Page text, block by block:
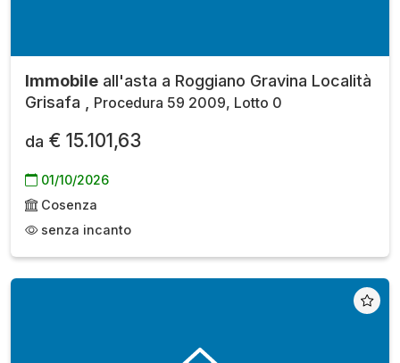
Immobile all'asta a Roggiano Gravina Località
Grisafa ,
Procedura 59 2009, Lotto 0
da € 15.101,63
01/10/2026
Cosenza
senza incanto